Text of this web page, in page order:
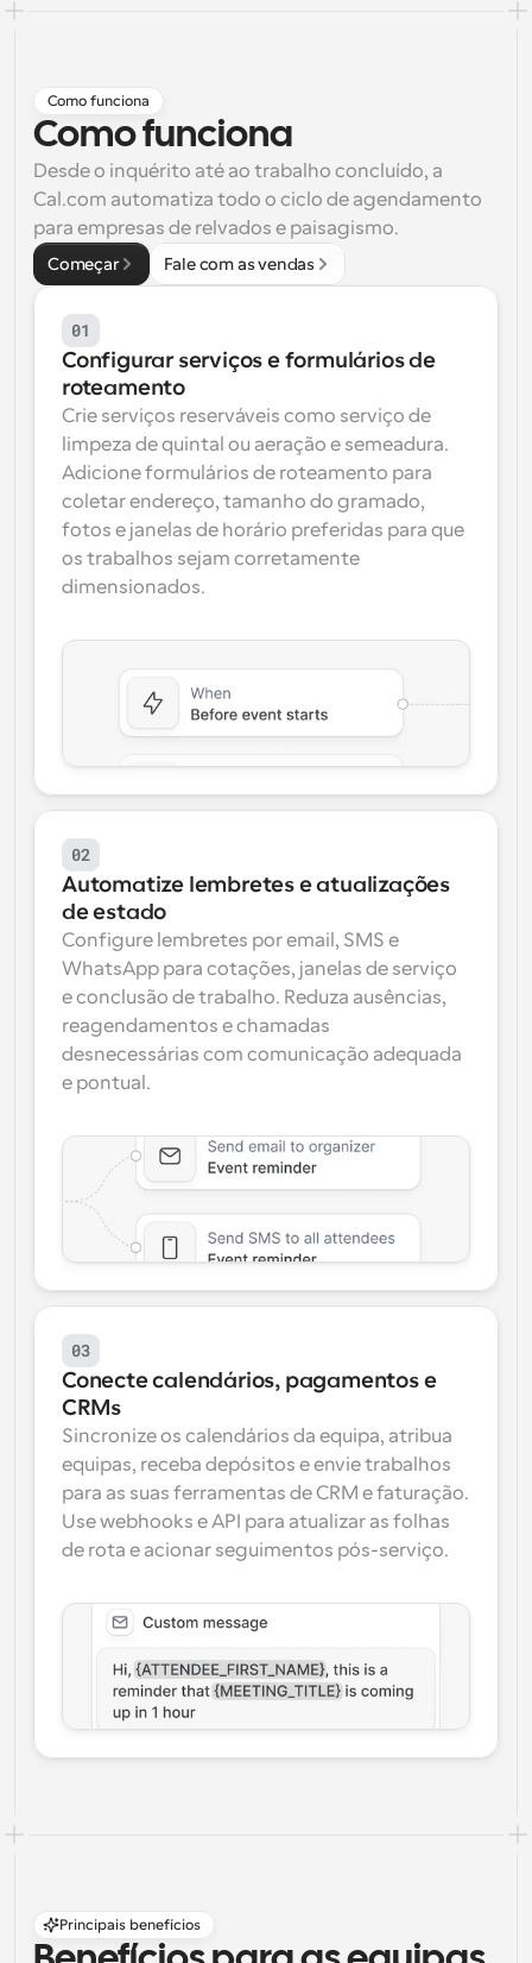
Agendamento potenciado com chamadas
impulsionadas por IA
Blogue
Mantenha-se atualizado com as últimas notícias e
atualizações
Reuniões Instantâneas
Reunião com clientes em minutos
Agende reuniões de forma fluida com várias pessoas
Webhooks
Receba notificações quando algo acontecer
Como funciona
Como funciona
Desde o inquérito até ao trabalho concluído, a
Cal.com automatiza todo o ciclo de agendamento
para empresas de relvados e paisagismo.
Começar Fale com as vendas
01
Configurar serviços e formulários de
roteamento
Crie serviços reserváveis como serviço de
limpeza de quintal ou aeração e semeadura.
Adicione formulários de roteamento para
coletar endereço, tamanho do gramado,
fotos e janelas de horário preferidas para que
os trabalhos sejam corretamente
dimensionados.
02
Automatize lembretes e atualizações
de estado
Configure lembretes por email, SMS e
WhatsApp para cotações, janelas de serviço
e conclusão de trabalho. Reduza ausências,
reagendamentos e chamadas
desnecessárias com comunicação adequada
e pontual.
03
Conecte calendários, pagamentos e
CRMs
Sincronize os calendários da equipa, atribua
equipas, receba depósitos e envie trabalhos
para as suas ferramentas de CRM e faturação.
Use webhooks e API para atualizar as folhas
de rota e acionar seguimentos pós-serviço.
Principais benefícios